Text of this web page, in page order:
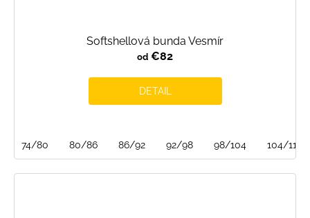
Softshellová bunda Vesmír
od €82
DETAIL
74/80 80/86 86/92 92/98 98/104 104/110